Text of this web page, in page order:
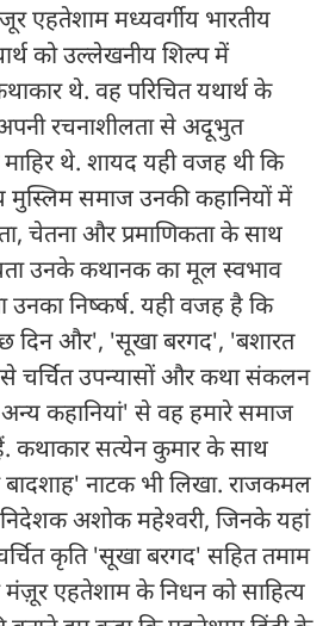
एहतेशाम मध्यवर्गीय भारतीय
को उल्लेखनीय शिल्प में
थे. वह परिचित यथार्थ के
रचनाशीलता से अदूभुत
थे. शायद यही वजह थी कि
मुस्लिम समाज उनकी कहानियों में
चेतना और प्रमाणिकता के साथ
उनके कथानक का मूल स्वभाव
उनका निष्कर्ष. यही वजह है कि
दिन और', 'सूखा बरगद', 'बशारत
उपन्यासों और कथा संकलन
कहानियां' से वह हमारे समाज
कथाकार सत्येन कुमार के साथ
नाटक भी लिखा. राजकमल
अशोक महेश्वरी, जिनके यहां
कृति 'सूखा बरगद' सहित तमाम
एहतेशाम के निधन को साहित्य